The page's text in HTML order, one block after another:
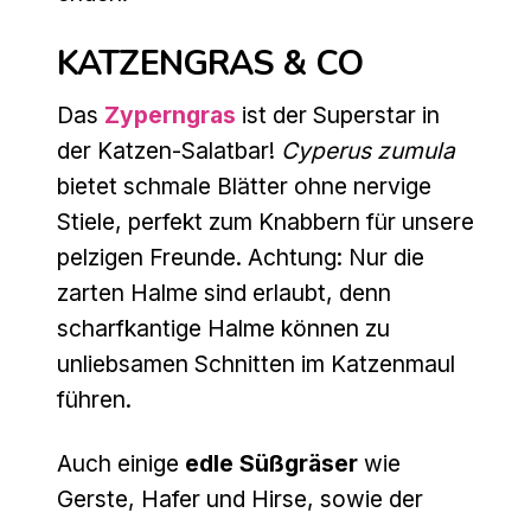
KATZENGRAS & CO
Das Zyperngras ist der Superstar in
der Katzen-Salatbar! Cyperus zumula
bietet schmale Blätter ohne nervige
Stiele, perfekt zum Knabbern für unsere
pelzigen Freunde. Achtung: Nur die
zarten Halme sind erlaubt, denn
scharfkantige Halme können zu
unliebsamen Schnitten im Katzenmaul
führen.
Auch einige edle Süßgräser wie
Gerste, Hafer und Hirse, sowie der